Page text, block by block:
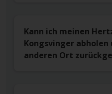
Kann ich meinen
Kongsvinger abholen
anderen Ort